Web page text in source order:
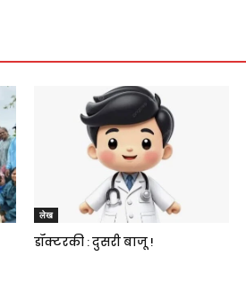
लेख
डॉक्टरकी : दुसरी बाजू !